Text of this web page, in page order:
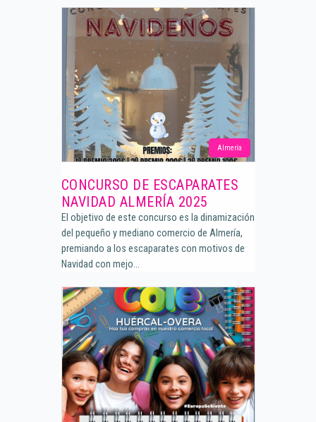
Almería
CONCURSO DE ESCAPARATES
NAVIDAD ALMERÍA 2025
El objetivo de este concurso es la dinamización
del pequeño y mediano comercio de Almería,
premiando a los escaparates con motivos de
Navidad con mejo...